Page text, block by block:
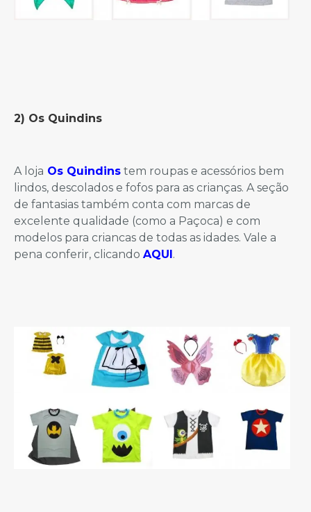
2) Os Quindins
A loja Os Quindins tem roupas e acessórios bem
lindos, descolados e fofos para as crianças. A seção
de fantasias também conta com marcas de
excelente qualidade (como a Paçoca) e com
modelos para criancas de todas as idades. Vale a
pena conferir, clicando AQUI .